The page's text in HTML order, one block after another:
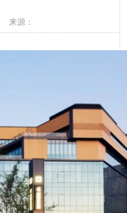
来源：